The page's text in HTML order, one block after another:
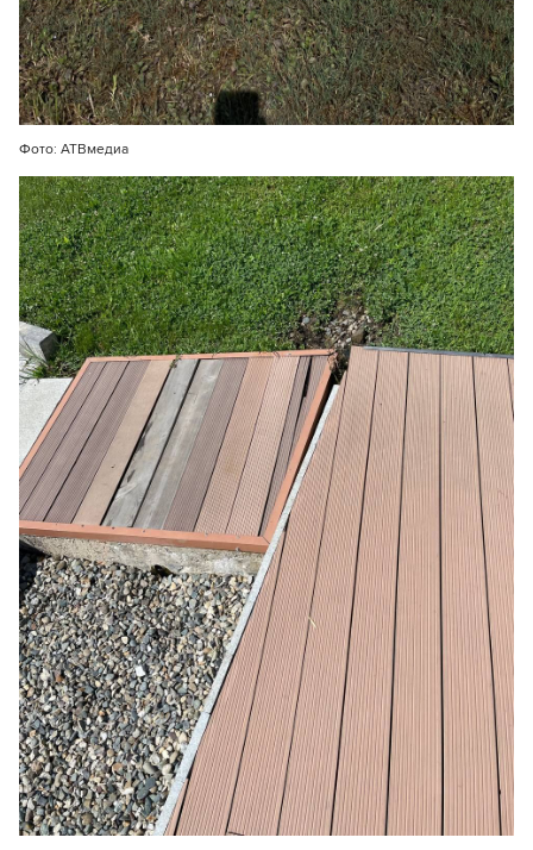
Фото: АТВмедиа